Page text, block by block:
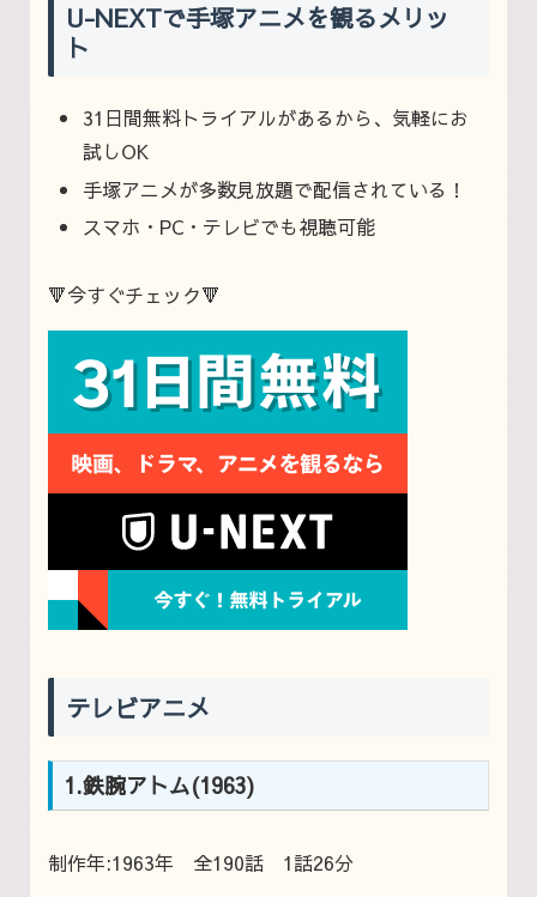
U-NEXTで手塚アニメを観るメリッ
ト
31日間無料トライアルがあるから、気軽にお
試しOK
手塚アニメが多数見放題で配信されている！
スマホ・PC・テレビでも視聴可能
🔻今すぐチェック🔻
テレビアニメ
1.鉄腕アトム(1963)
制作年:1963年 全190話 1話26分